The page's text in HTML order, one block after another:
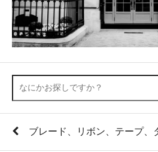
ブレード、リボン、テープ、